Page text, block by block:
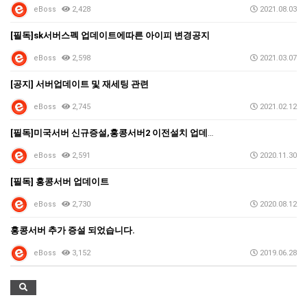
eBoss 2,428 2021.08.03
[필독]sk서버스펙 업데이트에따른 아이피 변경공지
eBoss 2,598 2021.03.07
[공지] 서버업데이트 및 재세팅 관련
eBoss 2,745 2021.02.12
[필독]미국서버 신규증설,홍콩서버2 이전설치 업데이트 …
eBoss 2,591 2020.11.30
[필독] 홍콩서버 업데이트
eBoss 2,730 2020.08.12
홍콩서버 추가 증설 되었습니다.
eBoss 3,152 2019.06.28